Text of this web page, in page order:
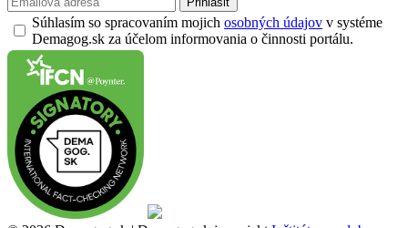
Súhlasím so spracovaním mojich osobných údajov v systéme
Demagog.sk za účelom informovania o činnosti portálu.